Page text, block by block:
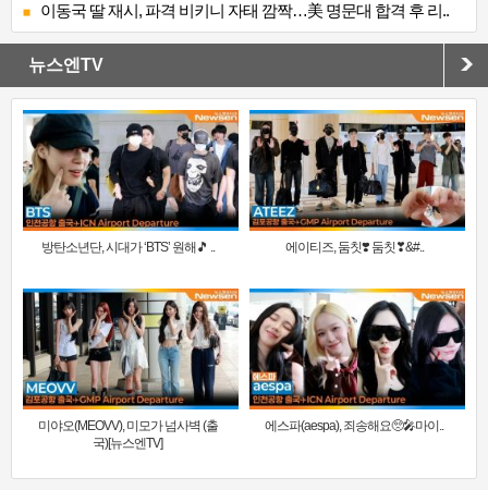
이동국 딸 재시, 파격 비키니 자태 깜짝…美 명문대 합격 후 리..
뉴스엔TV
방탄소년단, 시대가 ‘BTS’ 원해🎵 .. 에이티즈, 둠칫❣️ 둠칫❣&#..
미야오(MEOVV), 미모가 넘사벽 (출
국)[뉴스엔TV]
에스파(aespa), 죄송해요🥺🎤마이..